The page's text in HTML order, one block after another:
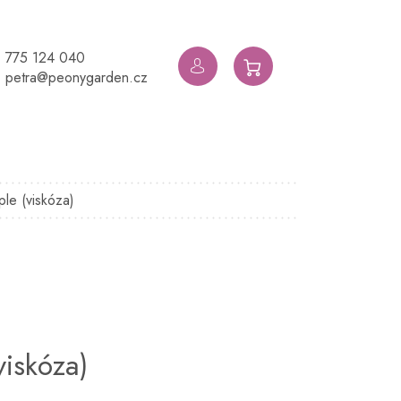
775 124 040
petra@peonygarden.cz
(viskóza)